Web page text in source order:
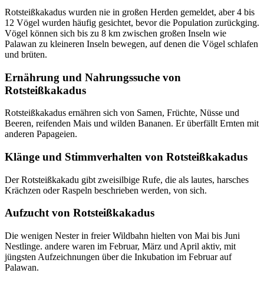
Rotsteißkakadus wurden nie in großen Herden gemeldet, aber 4 bis
12 Vögel wurden häufig gesichtet, bevor die Population zurückging.
Vögel können sich bis zu 8 km zwischen großen Inseln wie
Palawan zu kleineren Inseln bewegen, auf denen die Vögel schlafen
und brüten.
Ernährung und Nahrungssuche von
Rotsteißkakadus
Rotsteißkakadus ernähren sich von Samen, Früchte, Nüsse und
Beeren, reifenden Mais und wilden Bananen. Er überfällt Ernten mit
anderen Papageien.
Klänge und Stimmverhalten von Rotsteißkakadus
Der Rotsteißkakadu gibt zweisilbige Rufe, die als lautes, harsches
Krächzen oder Raspeln beschrieben werden, von sich.
Aufzucht von Rotsteißkakadus
Die wenigen Nester in freier Wildbahn hielten von Mai bis Juni
Nestlinge. andere waren im Februar, März und April aktiv, mit
jüngsten Aufzeichnungen über die Inkubation im Februar auf
Palawan.